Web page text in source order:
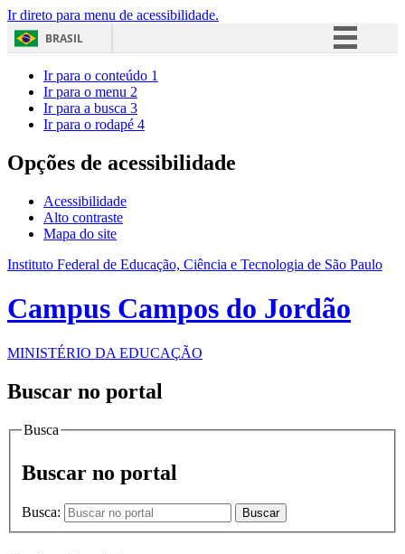
Ir direto para menu de acessibilidade.
BRASIL
Acesso à informação
Ir para o conteúdo 1
Ir para o menu 2
Ir para a busca 3
Ir para o rodapé 4
Opções de acessibilidade
Acessibilidade
Alto contraste
Mapa do site
Instituto Federal de Educação, Ciência e Tecnologia de São Paulo
Campus Campos do Jordão
MINISTÉRIO DA EDUCAÇÃO
Buscar no portal
Busca
Buscar no portal
Busca: Buscar